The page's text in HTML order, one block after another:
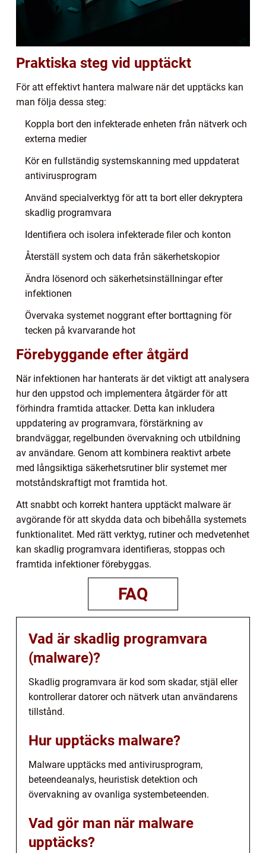
Praktiska steg vid upptäckt
För att effektivt hantera malware när det upptäcks kan
man följa dessa steg:
Koppla bort den infekterade enheten från nätverk och
externa medier
Kör en fullständig systemskanning med uppdaterat
antivirusprogram
Använd specialverktyg för att ta bort eller dekryptera
skadlig programvara
Identifiera och isolera infekterade filer och konton
Återställ system och data från säkerhetskopior
Ändra lösenord och säkerhetsinställningar efter
infektionen
Övervaka systemet noggrant efter borttagning för
tecken på kvarvarande hot
Förebyggande efter åtgärd
När infektionen har hanterats är det viktigt att analysera
hur den uppstod och implementera åtgärder för att
förhindra framtida attacker. Detta kan inkludera
uppdatering av programvara, förstärkning av
brandväggar, regelbunden övervakning och utbildning
av användare. Genom att kombinera reaktivt arbete
med långsiktiga säkerhetsrutiner blir systemet mer
motståndskraftigt mot framtida hot.
Att snabbt och korrekt hantera upptäckt malware är
avgörande för att skydda data och bibehålla systemets
funktionalitet. Med rätt verktyg, rutiner och medvetenhet
kan skadlig programvara identifieras, stoppas och
framtida infektioner förebyggas.
FAQ
Vad är skadlig programvara
(malware)?
Skadlig programvara är kod som skadar, stjäl eller
kontrollerar datorer och nätverk utan användarens
tillstånd.
Hur upptäcks malware?
Malware upptäcks med antivirusprogram,
beteendeanalys, heuristisk detektion och
övervakning av ovanliga systembeteenden.
Vad gör man när malware
upptäcks?